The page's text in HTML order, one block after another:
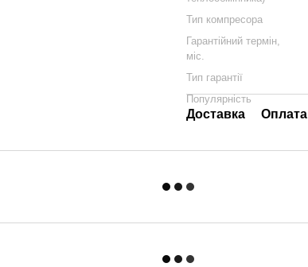
Тип компресора
Гарантійний термін,
міс.
Тип гарантії
Популярність
Доставка Оплата